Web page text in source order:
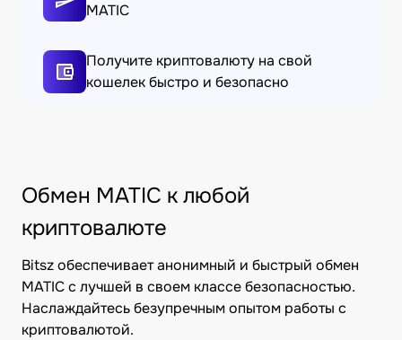
MATIC
Получите криптовалюту на свой
кошелек быстро и безопасно
Обмен MATIC к любой
криптовалюте
Bitsz обеспечивает анонимный и быстрый обмен
MATIC с лучшей в своем классе безопасностью.
Наслаждайтесь безупречным опытом работы с
криптовалютой.